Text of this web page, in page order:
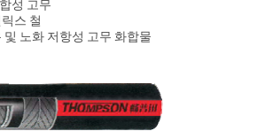
성 고무
스 철
및 노화 저항성 고무 화합물